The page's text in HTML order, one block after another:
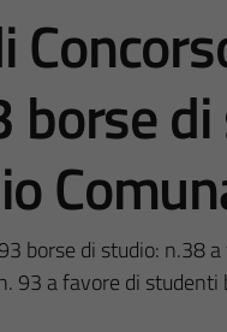
borse
borse di studio: n.38
93 a favore di